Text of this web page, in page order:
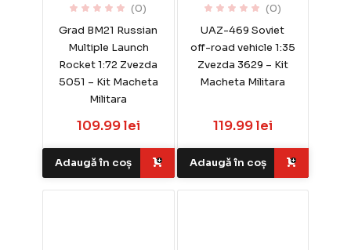
(0)
Grad BM21 Russian
Multiple Launch
Rocket 1:72 Zvezda
5051 – Kit Macheta
Militara
109.99 lei
Adaugă în coș
(0)
UAZ-469 Soviet
off-road vehicle 1:35
Zvezda 3629 – Kit
Macheta Militara
119.99 lei
Adaugă în coș